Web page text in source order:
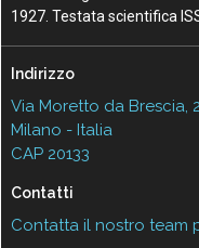
1927. Testata scientifica
Indirizzo
Via Moretto da Brescia,
Milano - Italia
CAP 20133
Contatti
Contatta il nostro team